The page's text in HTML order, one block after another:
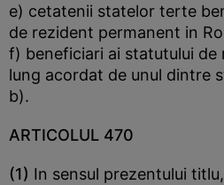
e) cetatenii statelor terte
de rezident permanent in
f) beneficiari ai statutului de
lung acordat de unul dintre
b).
ARTICOLUL 470
(1) In sensul prezentului